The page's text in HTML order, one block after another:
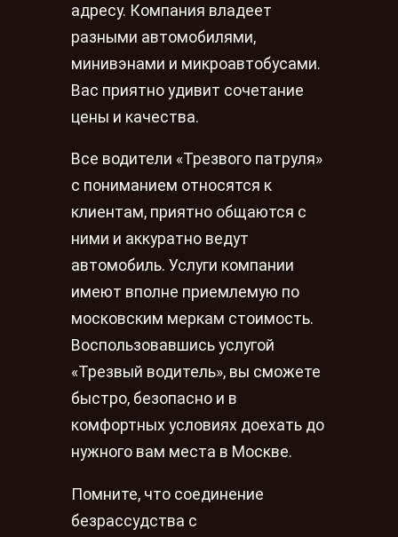
адресу. Компания владеет
разными автомобилями,
минивэнами и микроавтобусами.
Вас приятно удивит сочетание
цены и качества.
Все водители «Трезвого патруля»
с пониманием относятся к
клиентам, приятно общаются с
ними и аккуратно ведут
автомобиль. Услуги компании
имеют вполне приемлемую по
московским меркам стоимость.
Воспользовавшись услугой
«Трезвый водитель», вы сможете
быстро, безопасно и в
комфортных условиях доехать до
нужного вам места в Москве.
Помните, что соединение
безрассудства с